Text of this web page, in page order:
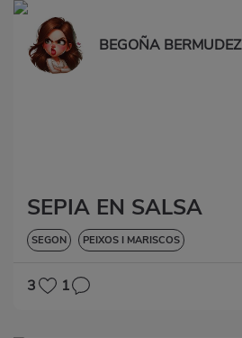
BEGOÑA BERMUDEZ
SEPIA EN SALSA
SEGON PEIXOS I MARISCOS
3 1